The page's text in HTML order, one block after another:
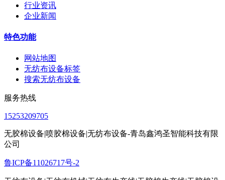
行业资讯
企业新闻
特色功能
网站地图
无纺布设备标签
搜索无纺布设备
服务热线
15253209705
无胶棉设备|喷胶棉设备|无纺布设备-青岛鑫鸿圣智能科技有限
公司
鲁ICP备11026717号-2